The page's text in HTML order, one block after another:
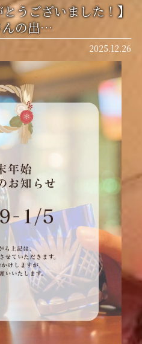
うございました！】
んの出…
2025.12.26